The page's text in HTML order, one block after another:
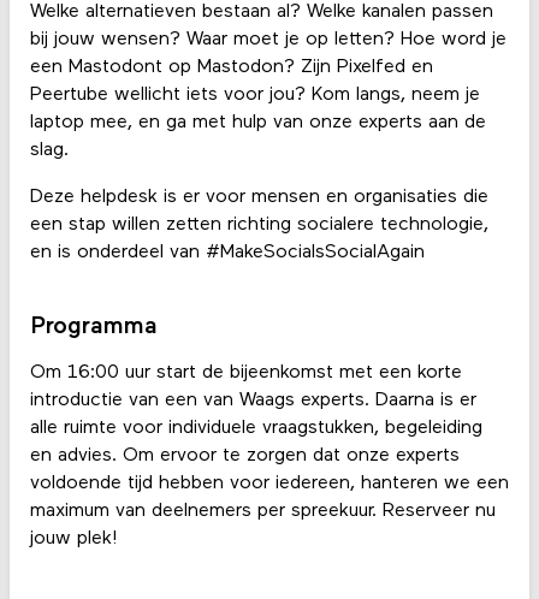
Welke alternatieven bestaan al? Welke kanalen passen
bij jouw wensen? Waar moet je op letten? Hoe word je
een Mastodont op Mastodon? Zijn Pixelfed en
Peertube wellicht iets voor jou? Kom langs, neem je
laptop mee, en ga met hulp van onze experts aan de
slag.
Deze helpdesk is er voor mensen en organisaties die
een stap willen zetten richting socialere technologie,
en is onderdeel van #MakeSocialsSocialAgain
Programma
Om 16:00 uur start de bijeenkomst met een korte
introductie van een van Waags experts. Daarna is er
alle ruimte voor individuele vraagstukken, begeleiding
en advies. Om ervoor te zorgen dat onze experts
voldoende tijd hebben voor iedereen, hanteren we een
maximum van deelnemers per spreekuur. Reserveer nu
jouw plek!